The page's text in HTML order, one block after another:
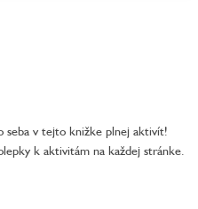
seba v tejto knižke plnej aktivít!
k aktivitám na každej stránke.